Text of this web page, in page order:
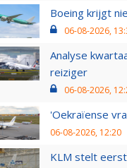
Boeing krijgt
06-08-2026,
Analyse
reiziger
06-08-2026,
'Oekraïense
06-08-2026, 12:20
KLM stelt